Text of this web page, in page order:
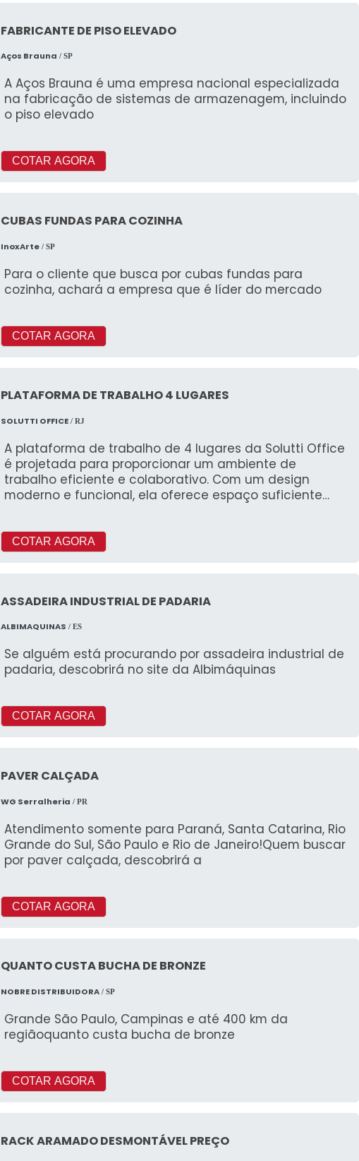
FABRICANTE DE PISO ELEVADO
Aços Brauna / SP
A Aços Brauna é uma empresa nacional especializada
na fabricação de sistemas de armazenagem, incluindo
o piso elevado
COTAR AGORA
CUBAS FUNDAS PARA COZINHA
InoxArte / SP
Para o cliente que busca por cubas fundas para
cozinha, achará a empresa que é líder do mercado
COTAR AGORA
PLATAFORMA DE TRABALHO 4 LUGARES
SOLUTTI OFFICE / RJ
A plataforma de trabalho de 4 lugares da Solutti Office
é projetada para proporcionar um ambiente de
trabalho eficiente e colaborativo. Com um design
moderno e funcional, ela oferece espaço suficiente
COTAR AGORA
ASSADEIRA INDUSTRIAL DE PADARIA
ALBIMAQUINAS / ES
Se alguém está procurando por assadeira industrial de
padaria, descobrirá no site da Albimáquinas
COTAR AGORA
PAVER CALÇADA
WG Serralheria / PR
Atendimento somente para Paraná, Santa Catarina, Rio
Grande do Sul, São Paulo e Rio de Janeiro!Quem buscar
por paver calçada, descobrirá a
COTAR AGORA
QUANTO CUSTA BUCHA DE BRONZE
NOBRE DISTRIBUIDORA / SP
Grande São Paulo, Campinas e até 400 km da
regiãoquanto custa bucha de bronze
COTAR AGORA
RACK ARAMADO DESMONTÁVEL PREÇO